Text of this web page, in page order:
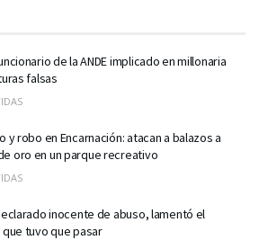
de la ANDE implicado en millonaria
falsas
y robo en Encarnación: atacan a balazos a
oro en un parque recreativo
inocente de abuso, lamentó el
tuvo que pasar